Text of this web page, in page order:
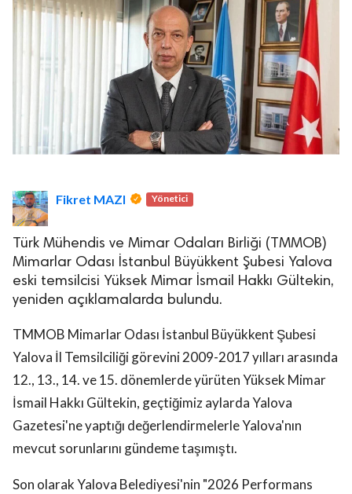
Fikret MAZI Yönetici
Türk Mühendis ve Mimar Odaları Birliği (TMMOB)
Mimarlar Odası İstanbul Büyükkent Şubesi Yalova
eski temsilcisi Yüksek Mimar İsmail Hakkı Gültekin,
yeniden açıklamalarda bulundu.
TMMOB Mimarlar Odası İstanbul Büyükkent Şubesi
Yalova İl Temsilciliği görevini 2009-2017 yılları arasında
12., 13., 14. ve 15. dönemlerde yürüten Yüksek Mimar
İsmail Hakkı Gültekin, geçtiğimiz aylarda Yalova
Gazetesi'ne yaptığı değerlendirmelerle Yalova'nın
mevcut sorunlarını gündeme taşımıştı.
Son olarak Yalova Belediyesi'nin "2026 Performans